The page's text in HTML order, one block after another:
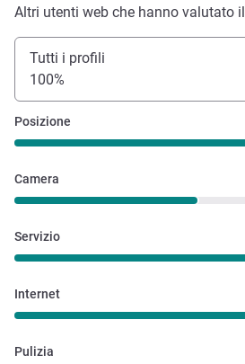
Altri utenti web che hanno valutato
Tutti i profili
100%
Posizione
Camera
Servizio
Internet
Pulizia